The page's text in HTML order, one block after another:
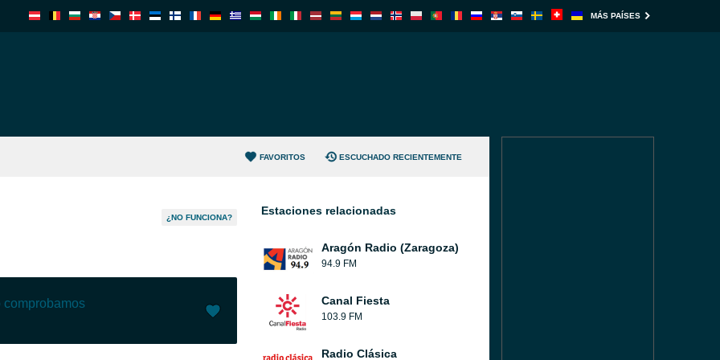
MÁS PAÍSES
FAVORITOS ESCUCHADO RECIENTEMENTE
¿NO FUNCIONA?
comprobamos
Estaciones relacionadas
Aragón Radio (Zaragoza)
94.9 FM
Canal Fiesta
103.9 FM
Radio Clásica